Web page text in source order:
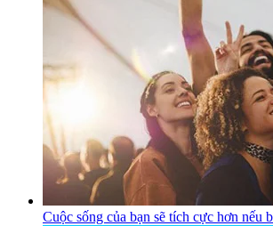
Cuộc sống của bạn sẽ tích cực hơn nếu